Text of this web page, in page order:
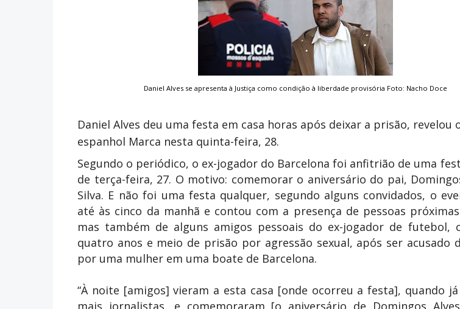
Daniel Alves se apresenta à Justiça como condição à liberdade provisória Foto: Nacho Doce
Daniel Alves deu uma festa em casa horas após deixar a prisão, revelou
espanhol Marca nesta quinta-feira, 28.
Segundo o periódico, o ex-jogador do Barcelona foi anfitrião de uma
de terça-feira, 27. O motivo: comemorar o aniversário do pai,
Silva. E não foi uma festa qualquer, segundo alguns convidados, o
até às cinco da manhã e contou com a presença de pessoas
mas também de alguns amigos pessoais do ex-jogador de futebol,
quatro anos e meio de prisão por agressão sexual, após ser acusado
por uma mulher em uma boate de Barcelona.
“À noite [amigos] vieram a esta casa [onde ocorreu a festa], quando
mais jornalistas, e comemoraram [o aniversário de Domingos